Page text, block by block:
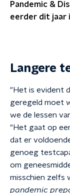
Pandemic &
eerder dit jaar
Langere
"Het is evident
geregeld moet
we de lessen
"Het gaat op
dat er
genoeg
om
misschien zelfs
pandemic